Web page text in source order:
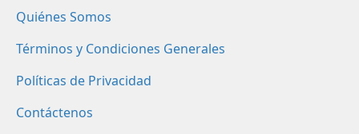
Quiénes Somos
Términos y Condiciones Generales
Políticas de Privacidad
Contáctenos